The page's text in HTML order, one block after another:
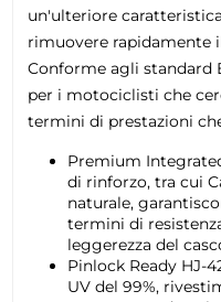
un'ulteriore
rimuovere rapidamente
Conforme agli standard
per i motociclisti che
termini di prestazioni
Premium
di rinforzo, tra cui
naturale,
termini di
leggerezza del
Pinlock Ready HJ-
UV del 99%,